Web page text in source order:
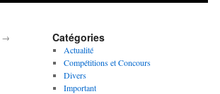
→ Catégories
Actualité
Compétitions et Concours
Divers
Important